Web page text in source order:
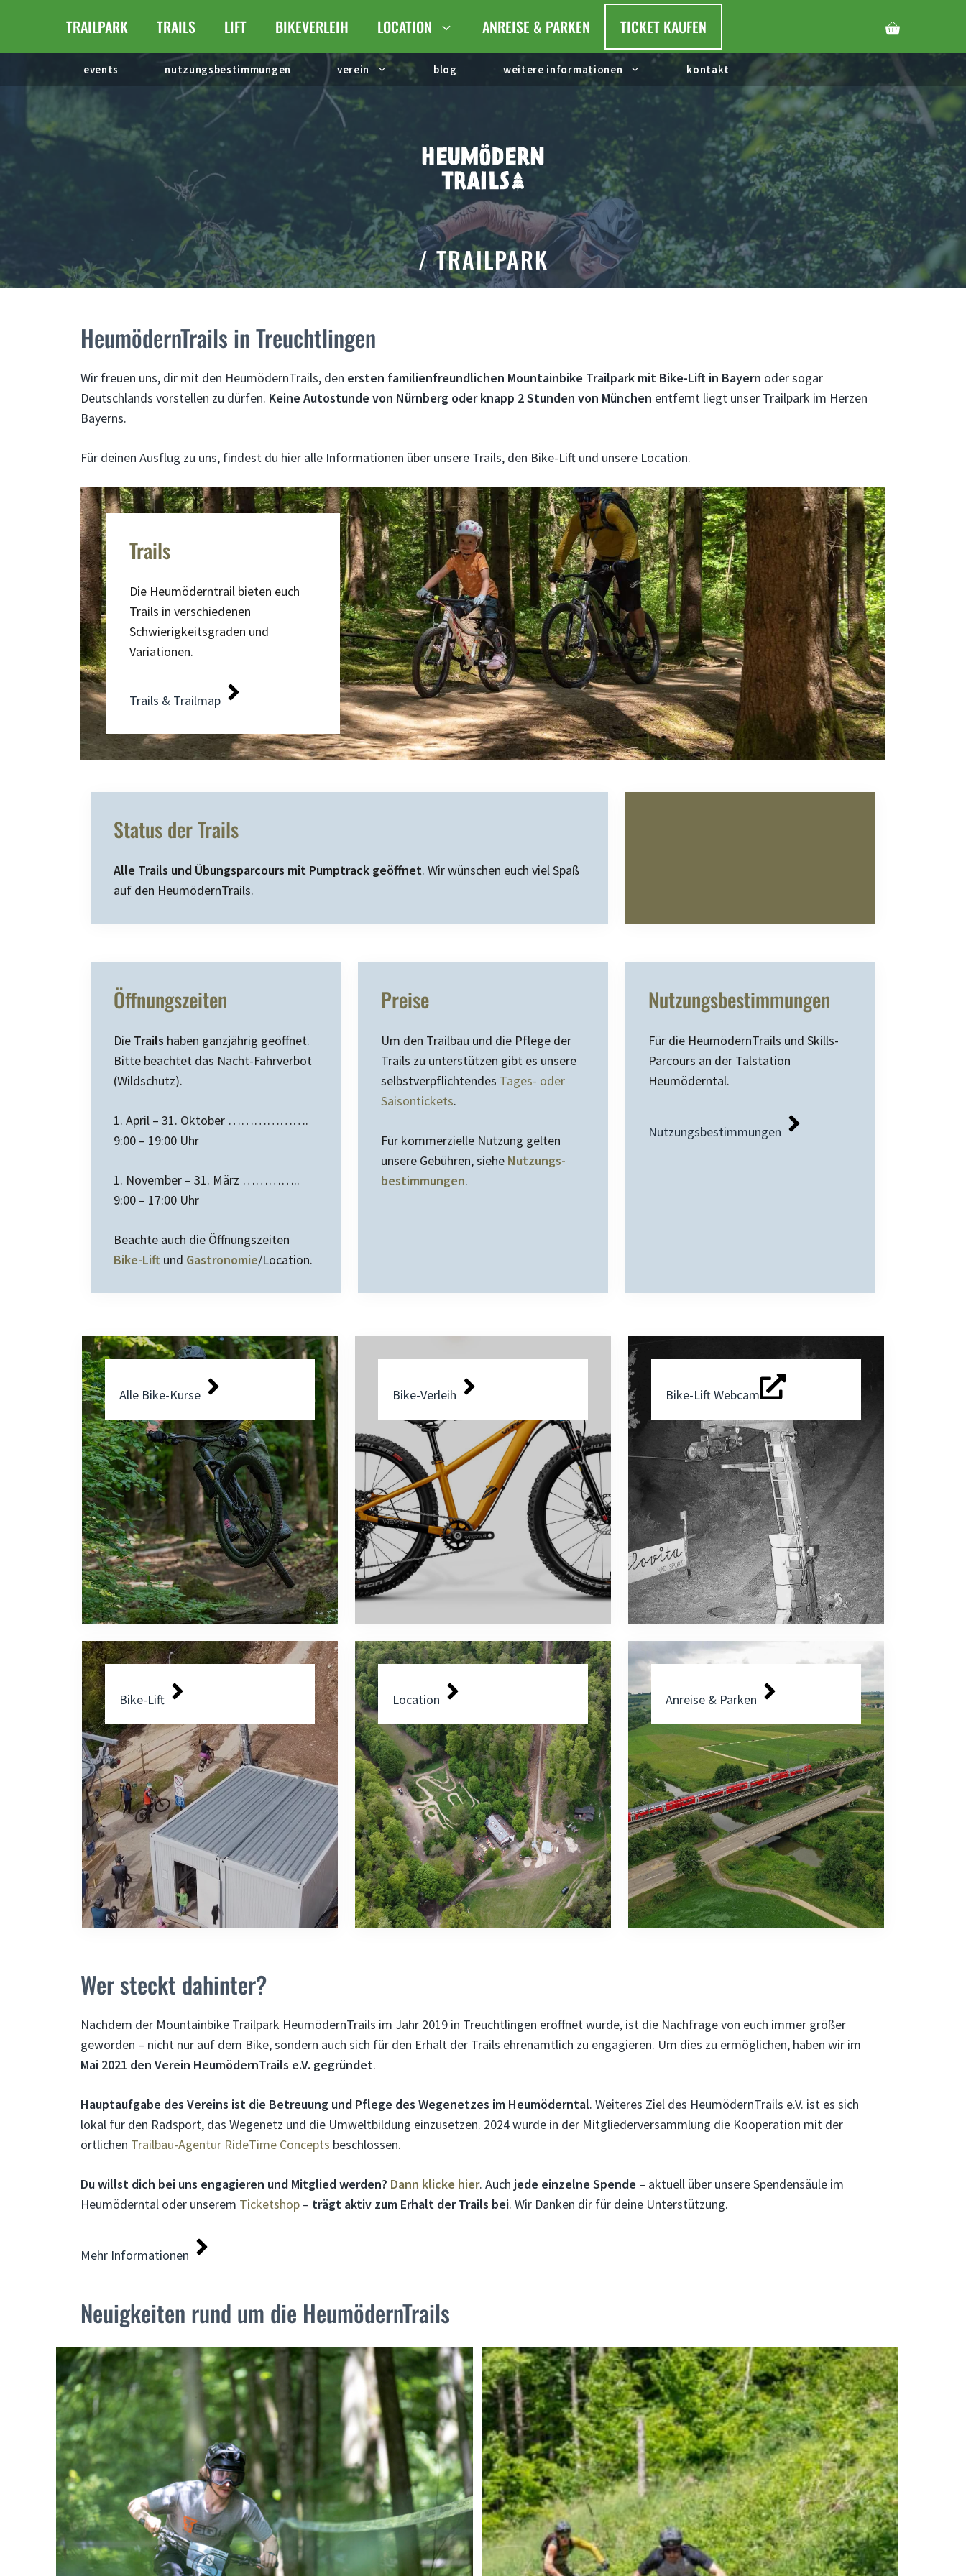
springen
TRAILPARK TRAILS LIFT BIKEVERLEIH LOCATION ANREISE & PARKEN TICKET KAUFEN
events nutzungsbestimmungen verein blog weitere informationen kontakt
/ TRAILPARK
HeumödernTrails in Treuchtlingen
Wir freuen uns, dir mit den HeumödernTrails, den ersten familienfreundlichen Mountainbike Trailpark mit Bike-Lift in Bayern oder sogar
Deutschlands vorstellen zu dürfen. Keine Autostunde von Nürnberg oder knapp 2 Stunden von München entfernt liegt unser Trailpark im Herzen
Bayerns.
Für deinen Ausflug zu uns, findest du hier alle Informationen über unsere Trails, den Bike-Lift und unsere Location.
Trails
Die Heumöderntrail bieten euch
Trails in verschiedenen
Schwierigkeitsgraden und
Variationen.
Trails & Trailmap
Status der Trails
Alle Trails und Übungsparcours mit Pumptrack geöffnet. Wir wünschen euch viel Spaß
auf den HeumödernTrails.
Öffnungszeiten
Die Trails haben ganzjährig geöffnet.
Bitte beachtet das Nacht-Fahrverbot
(Wildschutz).
1. April – 31. Oktober ……………….
9:00 – 19:00 Uhr
1. November – 31. März …………..
9:00 – 17:00 Uhr
Beachte auch die Öffnungszeiten
Bike-Lift und Gastronomie/Location.
Preise
Um den Trailbau und die Pflege der
Trails zu unterstützen gibt es unsere
selbstverpflichtendes Tages- oder
Saisontickets.
Für kommerzielle Nutzung gelten
unsere Gebühren, siehe Nutzungs-
bestimmungen.
Nutzungsbestimmungen
Für die HeumödernTrails und Skills-
Parcours an der Talstation
Heumöderntal.
Nutzungsbestimmungen
Alle Bike-Kurse Bike-Verleih Bike-Lift Webcam
Bike-Lift Location Anreise & Parken
Wer steckt dahinter?
Nachdem der Mountainbike Trailpark HeumödernTrails im Jahr 2019 in Treuchtlingen eröffnet wurde, ist die Nachfrage von euch immer größer
geworden – nicht nur auf dem Bike, sondern auch sich für den Erhalt der Trails ehrenamtlich zu engagieren. Um dies zu ermöglichen, haben wir im
Mai 2021 den Verein HeumödernTrails e.V. gegründet.
Hauptaufgabe des Vereins ist die Betreuung und Pflege des Wegenetzes im Heumöderntal. Weiteres Ziel des HeumödernTrails e.V. ist es sich
lokal für den Radsport, das Wegenetz und die Umweltbildung einzusetzen. 2024 wurde in der Mitgliederversammlung die Kooperation mit der
örtlichen Trailbau-Agentur RideTime Concepts beschlossen.
Du willst dich bei uns engagieren und Mitglied werden? Dann klicke hier. Auch jede einzelne Spende – aktuell über unsere Spendensäule im
Heumöderntal oder unserem Ticketshop – trägt aktiv zum Erhalt der Trails bei. Wir Danken dir für deine Unterstützung.
Mehr Informationen
Neuigkeiten rund um die HeumödernTrails